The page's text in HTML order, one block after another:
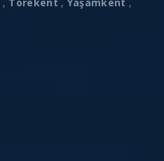
, Törekent , Yaşamkent ,